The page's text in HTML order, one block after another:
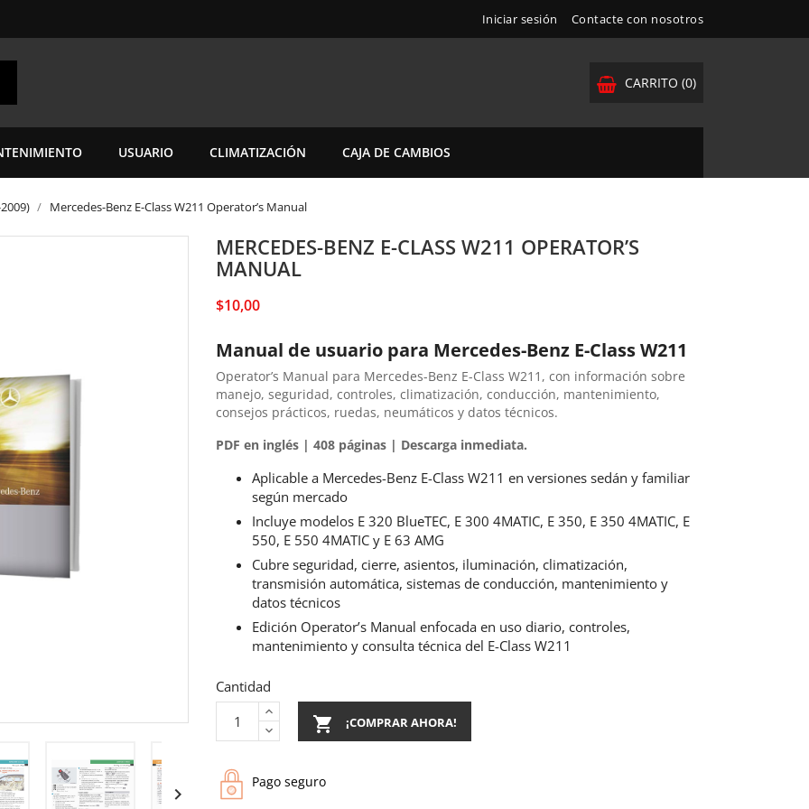
Iniciar sesión Contacte con nosotros
CARRITO (0)
USUARIO CLIMATIZACIÓN CAJA DE CAMBIOS
Mercedes-Benz E-Class W211 Operator’s Manual

MERCEDES-BENZ E-CLASS W211 OPERATOR’S
MANUAL
$10,00
Manual de usuario para Mercedes-Benz E-Class W211
Operator’s Manual para Mercedes-Benz E-Class W211, con información sobre
manejo, seguridad, controles, climatización, conducción, mantenimiento,
consejos prácticos, ruedas, neumáticos y datos técnicos.
PDF en inglés | 408 páginas | Descarga inmediata.
Aplicable a Mercedes-Benz E-Class W211 en versiones sedán y familiar
según mercado
Incluye modelos E 320 BlueTEC, E 300 4MATIC, E 350, E 350 4MATIC, E
550, E 550 4MATIC y E 63 AMG
Cubre seguridad, cierre, asientos, iluminación, climatización,
transmisión automática, sistemas de conducción, mantenimiento y
datos técnicos
Edición Operator’s Manual enfocada en uso diario, controles,
mantenimiento y consulta técnica del E-Class W211
Cantidad
 ¡COMPRAR AHORA!
Pago seguro